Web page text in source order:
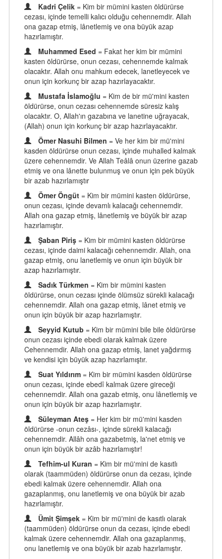
Kadri Çelik = Kim bir mümini kasten öldürürse
cezası, içinde temelli kalıcı olduğu cehennemdir. Allah
ona gazap etmiş, lânetlemiş ve ona büyük azap
hazırlamıştır.
Muhammed Esed = Fakat her kim bir mümini
kasten öldürürse, onun cezası, cehennemde kalmak
olacaktır. Allah onu mahkum edecek, lanetleyecek ve
onun için korkunç bir azap hazırlayacaktır.
Mustafa İslamoğlu = Kim de bir mü'mini kasten
öldürürse, onun cezası cehennemde süresiz kalış
olacaktır. O, Allah'ın gazabına ve lanetine uğrayacak,
(Allah) onun için korkunç bir azap hazırlayacaktır.
Ömer Nasuhi Bilmen = Ve her kim bir mü'mini
kasden öldürürse onun cezası, içinde muhalled kalmak
üzere cehennemdir. Ve Allah Teâlâ onun üzerine gazab
etmiş ve ona lânette bulunmuş ve onun için pek büyük
bir azab hazırlamıştır
Ömer Öngüt = Kim bir mümini kasten öldürürse,
onun cezası, içinde devamlı kalacağı cehennemdir.
Allah ona gazap etmiş, lânetlemiş ve büyük bir azap
hazırlamıştır.
Şaban Piriş = Kim bir mümini kasten öldürürse
cezası, içinde daimi kalacağı cehennemdir. Allah, ona
gazap etmiş, onu lanetlemiş ve onun için büyük bir
azap hazırlamıştır.
Sadık Türkmen = Kim bir mümini kasten
öldürürse, onun cezası içinde ölümsüz sürekli kalacağı
cehennemdir. Allah ona gazap etmiş, lânet etmiş ve
onun için büyük bir azap hazırlamıştır.
Seyyid Kutub = Kim bir mümini bile bile öldürürse
onun cezası içinde ebedi olarak kalmak üzere
Cehennemdir. Allah ona gazap etmiş, lanet yağdırmış
ve kendisi için büyük azap hazırlamıştır.
Suat Yıldırım = Kim bir mümini kasden öldürürse
onun cezası, içinde ebedî kalmak üzere gireceği
cehennemdir. Allah ona gazab etmiş, onu lânetlemiş ve
onun için büyük bir azap hazırlamıştır.
Süleyman Ateş = Her kim bir mü'mini kasden
öldürürse -onun cezâsı-, içinde sürekli kalacağı
cehennemdir. Allâh ona gazabetmiş, la'net etmiş ve
onun için büyük bir azâb hazırlamıştır!
Tefhim-ul Kuran = Kim bir mü'mini de kasıtlı
olarak (taammüden) öldürürse onun da cezası, içinde
ebedi kalmak üzere cehennemdir. Allah ona
gazaplanmış, onu lanetlemiş ve ona büyük bir azab
hazırlamıştır.
Ümit Şimşek = Kim bir mü'mini de kasıtlı olarak
(taammüden) öldürürse onun da cezası, içinde ebedi
kalmak üzere cehennemdir. Allah ona gazaplanmış,
onu lanetlemiş ve ona büyük bir azab hazırlamıştır.